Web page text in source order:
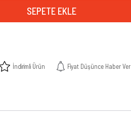
İndirimli Ürün Fiyat Düşünce Haber Ver